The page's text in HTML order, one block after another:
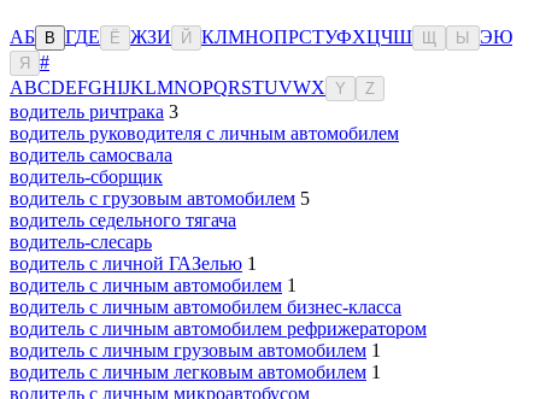
АБ В ГДЕ Ё ЖЗИ Й КЛМНОПРСТУФХЦЧШ Ы ЭЮ
Я
#
ABCDEFGHIJKLMNOPQRSTUVWX Y Z
водитель ричтрака 3
водитель руководителя с личным автомобилем
водитель самосвала
водитель-сборщик
водитель с грузовым автомобилем 5
водитель седельного тягача
водитель-слесарь
водитель с личной ГАЗелью 1
водитель с личным автомобилем 1
водитель с личным автомобилем бизнес-класса
водитель с личным автомобилем рефрижератором
водитель с личным грузовым автомобилем 1
водитель с личным легковым автомобилем 1
водитель с личным микроавтобусом